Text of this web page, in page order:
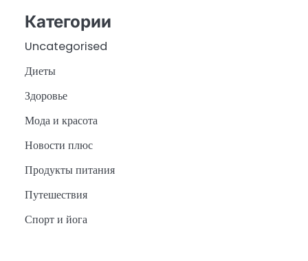
Категории
Uncategorised
Диеты
Здоровье
Мода и красота
Новости плюс
Продукты питания
Путешествия
Спорт и йога